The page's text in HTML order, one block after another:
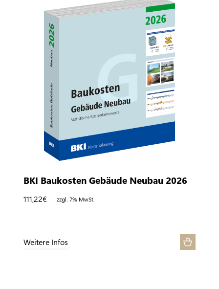
BKI Baukosten Gebäude Neubau 2026
111,22€ zzgl. 7% MwSt.
Weitere Infos